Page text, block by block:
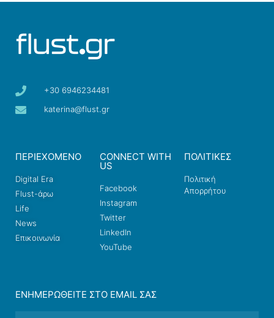
+30 6946234481
katerina@flust.gr
ΠΕΡΙΕΧΟΜΕΝΟ
Digital Era
Flust-άρω
Life
News
Επικοινωνία
CONNECT WITH
US
Facebook
Instagram
Twitter
LinkedIn
YouTube
ΠΟΛΙΤΙΚΕΣ
Πολιτική
Απορρήτου
ΕΝΗΜΕΡΩΘΕΊΤΕ ΣΤΟ EMAIL ΣΑΣ